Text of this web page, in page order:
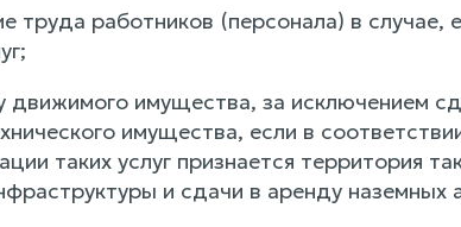
труда работников (персонала) в
движимого имущества, за исключением
имущества, если в
таких услуг признается территория
и сдачи в аренду наземных